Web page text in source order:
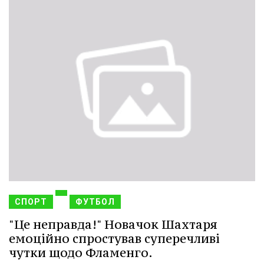
СПОРТ ФУТБОЛ
"Це неправда!" Новачок Шахтаря
емоційно спростував суперечливі
чутки щодо Фламенго.